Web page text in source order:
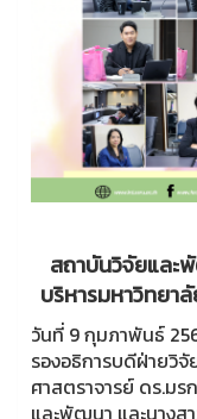
สถาบันวิจัยและ
บริหารมหาวิทยา
วันที่ 9 กุมภาพันธ์
รองอธิการบดีฝ่ายวิ
ศาสตราจารย์ ดร.มร
และพัฒนา และนางส